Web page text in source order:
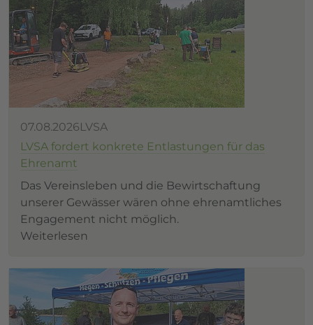
07.08.2026LVSA
LVSA fordert konkrete Entlastungen für das
Ehrenamt
Das Vereinsleben und die Bewirtschaftung
unserer Gewässer wären ohne ehrenamtliches
Engagement nicht möglich.
Weiterlesen